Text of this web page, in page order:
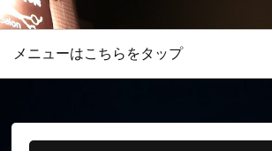
メニューはこちらをタップ